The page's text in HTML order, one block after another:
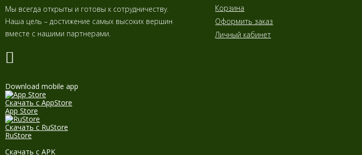
Мы всегда открыты и готовы к сотрудничеству.
Наша цель – достижение самых высоких вершин
вместе с нашими партнерами.
Корзина
Оформить заказ
Личный кабинет
Download mobile app
Скачать с AppStore
App Store
Скачать с RuStore
RuStore
Скачать с APK